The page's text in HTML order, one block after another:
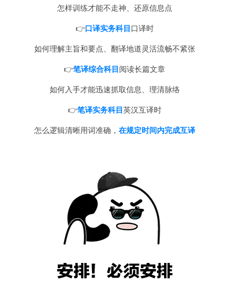
怎样训练才能不走神、还原信息点
👉口译实务科目 口译时
如何理解主旨和要点、翻译地道灵活流畅不紧张
👉笔译综合科目 阅读长篇文章
如何入手才能迅速抓取信息、理清脉络
👉笔译实务科目英汉互译时
怎么逻辑清晰用词准确， 在规定时间内完成互译